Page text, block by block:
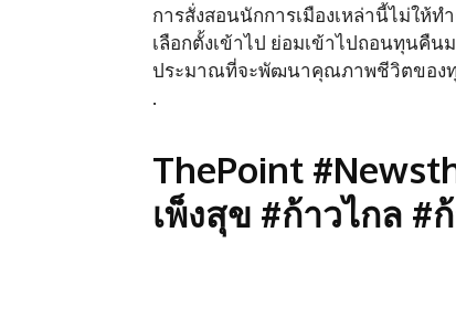
การสั่งสอนนักการเมืองเหล่านี้ไม่ให้
เลือกตั้งเข้าไป ย่อมเข้าไปถอนทุนคืน
ประมาณที่จะพัฒนาคุณภาพชีวิตของทุ
.
ThePoint
เพ็งสุข #ก้าวไกล #